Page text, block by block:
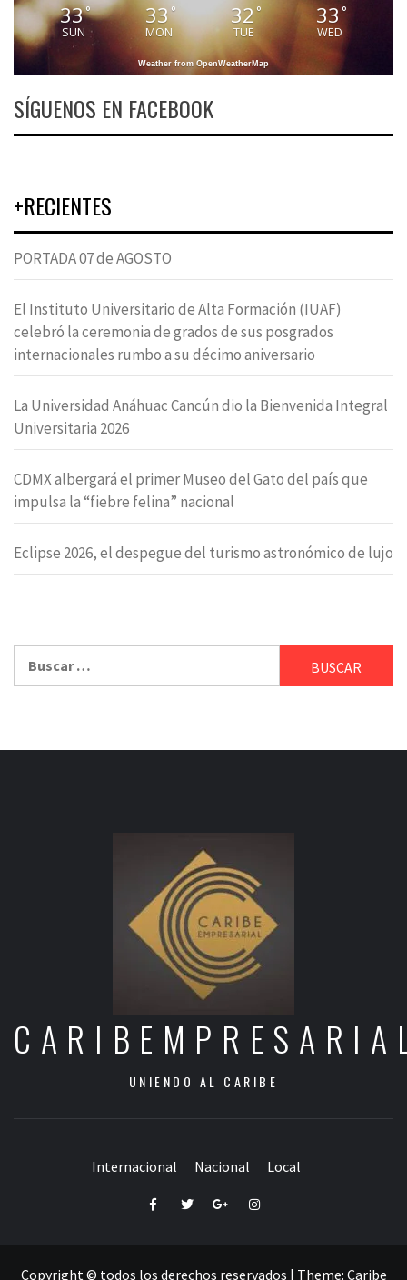
33°
SUN
33°
MON
32°
TUE
33°
WED
Weather from OpenWeatherMap
SÍGUENOS EN FACEBOOK
+RECIENTES
PORTADA 07 de AGOSTO
El Instituto Universitario de Alta Formación (IUAF)
celebró la ceremonia de grados de sus posgrados
internacionales rumbo a su décimo aniversario
La Universidad Anáhuac Cancún dio la Bienvenida Integral
Universitaria 2026
CDMX albergará el primer Museo del Gato del país que
impulsa la “fiebre felina” nacional
Eclipse 2026, el despegue del turismo astronómico de lujo
UNIENDO AL CARIBE
Internacional Nacional Local
FacebookTwitterGoogle+Instagram
Copyright © todos los derechos reservados | Theme: Caribe